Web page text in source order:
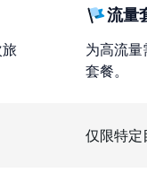
流量
为高流
套餐。
仅限特定